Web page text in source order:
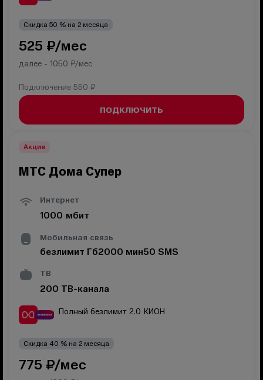
Скидка 50 % на 2 месяца
525 ₽/мес
далее - 1050 ₽/мес
Подключение 550 ₽
ПОДКЛЮЧИТЬ
Акция
МТС Дома Супер
Интернет
1000 мбит
Мобильная связь
безлимит Гб2000 мин50 SMS
ТВ
200 ТВ-канала
Полный безлимит 2.0 КИОН
Скидка 40 % на 2 месяца
775 ₽/мес